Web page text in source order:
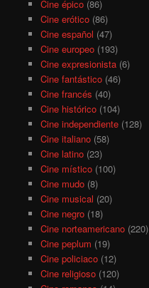
Cine épico(86)
Cine erótico(86)
Cine español (47)
Cine europeo(193)
Cine expresionista(6)
Cine fantástico(46)
Cine francés (40)
Cine histórico(104)
Cine independiente(128)
Cine italiano(58)
Cine latino(23)
Cine místico(100)
Cine mudo(8)
Cine musical (20)
Cine negro(18)
Cine norteamericano(220)
Cine peplum (19)
Cine policiaco(12)
Cine religioso(120)